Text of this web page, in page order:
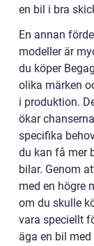
en bil i bra
En annan
modeller är
du köper
olika märken
i produktion.
ökar
specifika
du kan få mer
bilar. Genom
med en högre
om du skulle
vara speciellt
äga en bil